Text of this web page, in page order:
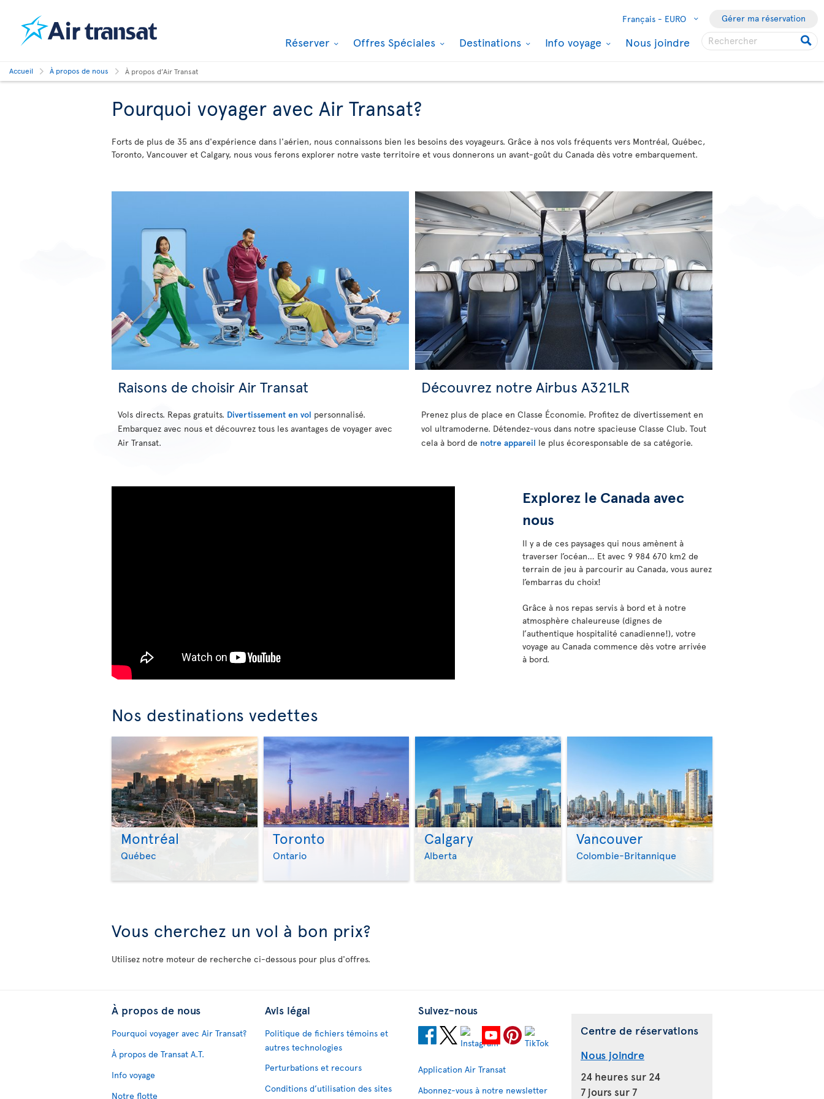
Français - EURO Gérer ma réservation
Réserver Offres Spéciales Destinations Info voyage Nous joindre
Accueil À propos de nous À propos d’Air Transat
Pourquoi voyager avec Air Transat?
Forts de plus de 35 ans d'expérience dans l'aérien, nous connaissons bien les besoins des voyageurs. Grâce à nos vols fréquents vers Montréal, Québec,
Toronto, Vancouver et Calgary, nous vous ferons explorer notre vaste territoire et vous donnerons un avant-goût du Canada dès votre embarquement.
Raisons de choisir Air Transat
Vols directs. Repas gratuits. Divertissement en vol personnalisé.
Embarquez avec nous et découvrez tous les avantages de voyager avec
Air Transat.
Découvrez notre Airbus A321LR
Prenez plus de place en Classe Économie. Profitez de divertissement en
vol ultramoderne. Détendez-vous dans notre spacieuse Classe Club. Tout
cela à bord de notre appareil le plus écoresponsable de sa catégorie.
Explorez le Canada avec
nous
Il y a de ces paysages qui nous amènent à
traverser l’océan… Et avec 9 984 670 km2 de
terrain de jeu à parcourir au Canada, vous aurez
l’embarras du choix!
Grâce à nos repas servis à bord et à notre
atmosphère chaleureuse (dignes de
l’authentique hospitalité canadienne!), votre
voyage au Canada commence dès votre arrivée
à bord.
Nos destinations vedettes
Montréal
Québec >
Toronto
Ontario >
Calgary
Alberta >
Vancouver
Colombie-Britannique
Vous cherchez un vol à bon prix?
Utilisez notre moteur de recherche ci-dessous pour plus d'offres.
À propos de nous
Pourquoi voyager avec Air Transat?
À propos de Transat A.T.
Info voyage
Notre flotte
Avis légal
Politique de fichiers témoins et
autres technologies
Perturbations et recours
Conditions d’utilisation des sites
Suivez-nous
Application Air Transat
Abonnez-vous à notre newsletter
Centre de réservations
Nous joindre
24 heures sur 24
7 jours sur 7